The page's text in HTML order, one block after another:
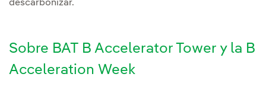
descarbonizar.
Sobre BAT B Accelerator Tower y la B
Acceleration Week